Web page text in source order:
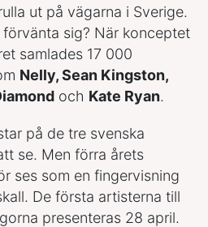
ut på vägarna i Sverige.
sig? När konceptet
samlades 17 000
Nelly, Sean Kingston,
och Kate Ryan.
på de tre svenska
se. Men förra årets
ses som en fingervisning
De första artisterna till
presenteras 28 april.